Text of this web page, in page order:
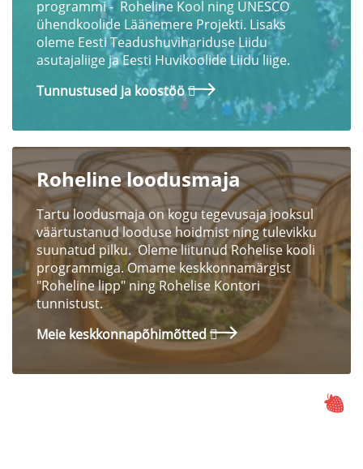
programmi - Roheline Kool ning UNESCO
ühendkoolide Läänemere Projekti. Lisaks
oleme Eesti Teadushuvihariduse Liidu
asutajaliige ja Eesti Huvikoolide Liidu liige.
Tunnustused ja koostöö
Roheline loodusmaja
Tartu loodusmaja on kogu tegevusaja jooksul
väärtustanud looduse hoidmist ning tulevikku
suunatud pilku. Oleme liitunud Rohelise kooli
programmiga. Omame keskkonnamärgist
"Roheline lipp" ning Rohelise Kontori
tunnistust.
Meie keskkonnapõhimõtted